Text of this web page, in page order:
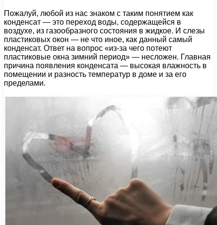
Пожалуй, любой из нас знаком с таким понятием как
конденсат — это переход воды, содержащейся в
воздухе, из газообразного состояния в жидкое. И слезы
пластиковых окон — не что иное, как данный самый
конденсат. Ответ на вопрос «из-за чего потеют
пластиковые окна зимний период» — несложен. Главная
причина появления конденсата — высокая влажность в
помещении и разность температур в доме и за его
пределами.